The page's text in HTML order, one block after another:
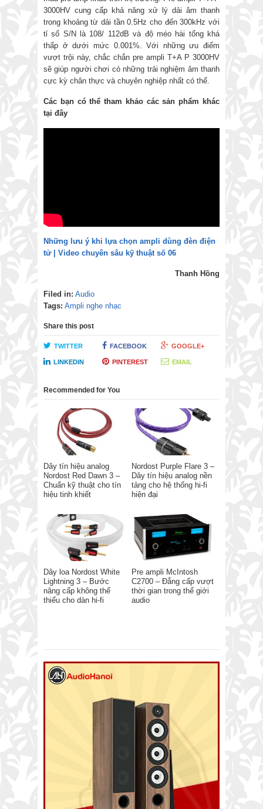
3000HV cung cấp khả năng xử lý dải âm thanh
trong khoảng từ dải tần 0.5Hz cho đến 300kHz với
tỉ số S/N là 108/ 112dB và độ méo hài tổng khá
thấp ở dưới mức 0.001%. Với những ưu điểm
vượt trội này, chắc chắn pre ampli T+A P 3000HV
sẽ giúp người chơi có những trải nghiệm âm thanh
cực kỳ chân thực và chuyên nghiệp nhất có thể.
Các bạn có thể tham khảo các sản phẩm khác
tại đây
Những lưu ý khi lựa chọn ampli dùng đèn điện
tử | Video chuyên sâu kỹ thuật số 06
Thanh Hồng
Filed in: Audio
Tags: Ampli nghe nhạc
Share this post
TWITTER FACEBOOK GOOGLE+
LINKEDIN PINTEREST EMAIL
Recommended for You
Dây tín hiệu analog
Nordost Red Dawn 3 –
Chuẩn kỹ thuật cho tín
hiệu tinh khiết
Nordost Purple Flare 3 –
Dây tín hiệu analog nền
tảng cho hệ thống hi-fi
hiện đại
Dây loa Nordost White
Lightning 3 – Bước
nâng cấp không thể
thiếu cho dàn hi-fi
Pre ampli McIntosh
C2700 – Đẳng cấp vượt
thời gian trong thế giới
audio